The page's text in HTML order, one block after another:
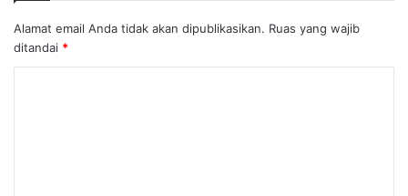
Alamat email Anda tidak akan dipublikasikan. Ruas yang wajib
ditandai *